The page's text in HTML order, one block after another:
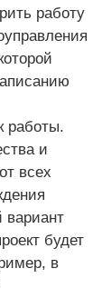
работу
работы.
и
всех
вариант
будет
в